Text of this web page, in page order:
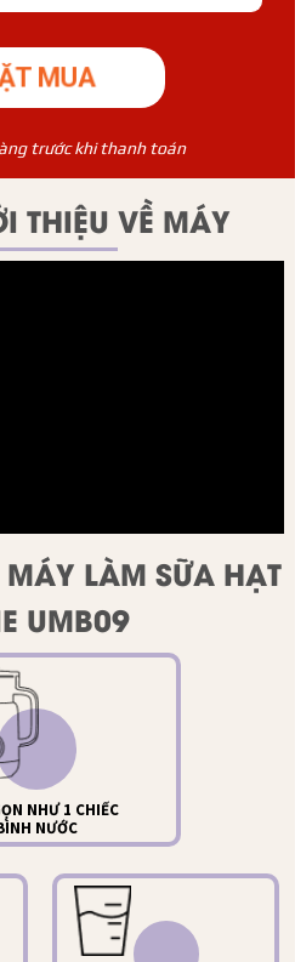
trước khi thanh toán
MUA
LÀM SỮA HẠT
UMB09
NHƯ 1 CHIẾC
NƯỚC
THIỆU VỀ MÁY